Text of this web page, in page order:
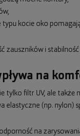
typu kocie oko
zauszników i
na
tylko filtr UV, ale
(np. nylon)
na